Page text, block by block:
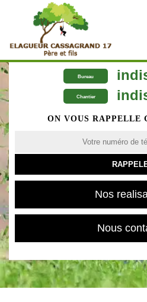
Bureau
Chantier
ON VOUS RAPPELLE
Nos
Nous